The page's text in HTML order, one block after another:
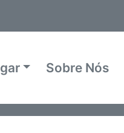
Sobre Nós